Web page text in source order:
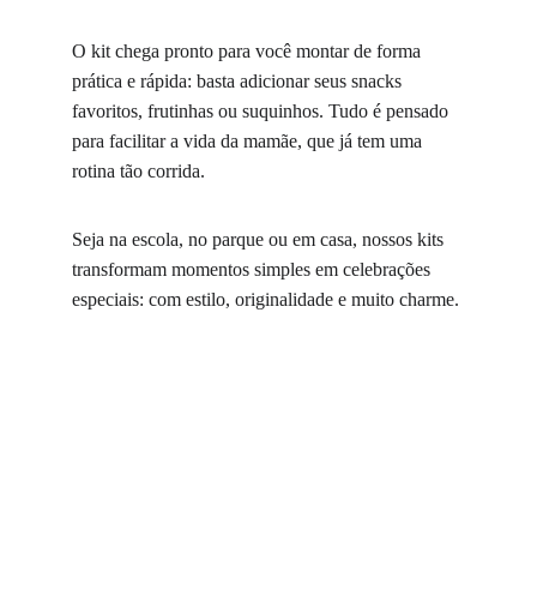
O kit chega pronto para você montar de forma
prática e rápida: basta adicionar seus snacks
favoritos, frutinhas ou suquinhos. Tudo é pensado
para facilitar a vida da mamãe, que já tem uma
rotina tão corrida.
Seja na escola, no parque ou em casa, nossos kits
transformam momentos simples em celebrações
especiais: com estilo, originalidade e muito charme.